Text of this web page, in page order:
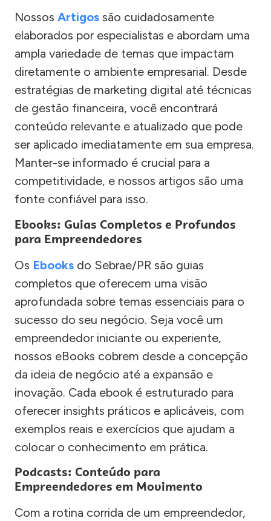
Nossos Artigos são cuidadosamente
elaborados por especialistas e abordam uma
ampla variedade de temas que impactam
diretamente o ambiente empresarial. Desde
estratégias de marketing digital até técnicas
de gestão financeira, você encontrará
conteúdo relevante e atualizado que pode
ser aplicado imediatamente em sua empresa.
Manter-se informado é crucial para a
competitividade, e nossos artigos são uma
fonte confiável para isso.
Ebooks: Guias Completos e Profundos
para Empreendedores
Os Ebooks do Sebrae/PR são guias
completos que oferecem uma visão
aprofundada sobre temas essenciais para o
sucesso do seu negócio. Seja você um
empreendedor iniciante ou experiente,
nossos eBooks cobrem desde a concepção
da ideia de negócio até a expansão e
inovação. Cada ebook é estruturado para
oferecer insights práticos e aplicáveis, com
exemplos reais e exercícios que ajudam a
colocar o conhecimento em prática.
Podcasts: Conteúdo para
Empreendedores em Movimento
Com a rotina corrida de um empreendedor,